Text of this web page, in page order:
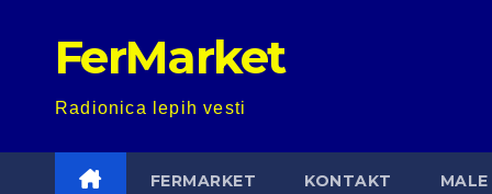
FerMarket
Radionica lepih vesti
FERMARKET KONTAKT MALE